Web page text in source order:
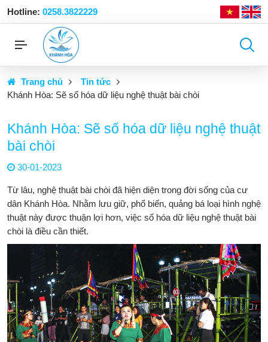
Hotline: 0258.3822229
Trang chủ
Tin tức
Khánh Hòa: Sẽ số hóa dữ liệu nghệ thuật bài chòi
Khánh Hòa: Sẽ số hóa dữ liệu nghệ thuật
bài chòi
30-01-2023
Từ lâu, nghệ thuật bài chòi đã hiện diện trong đời sống của cư
dân Khánh Hòa. Nhằm lưu giữ, phổ biến, quảng bá loại hình nghệ
thuật này được thuận lợi hơn, việc số hóa dữ liệu nghệ thuật bài
chòi là điều cần thiết.